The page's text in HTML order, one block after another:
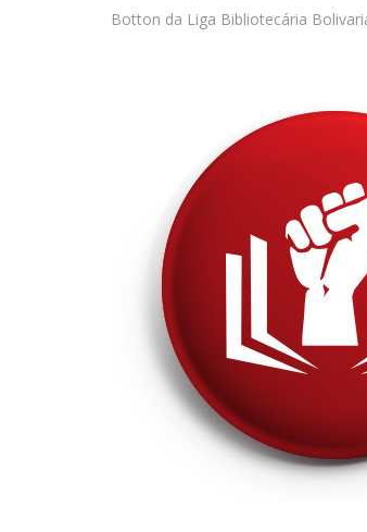
Botton da Liga Bibliotecária